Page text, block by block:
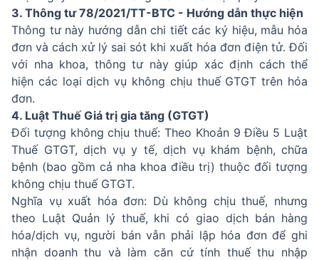
3. Thông tư 78/2021/TT-BTC - Hướng dẫn thực hiện
Thông tư này hướng dẫn chi tiết các ký hiệu, mẫu hóa
đơn và cách xử lý sai sót khi xuất hóa đơn điện tử. Đối
với nha khoa, thông tư này giúp xác định cách thể
hiện các loại dịch vụ không chịu thuế GTGT trên hóa
đơn.
4. Luật Thuế Giá trị gia tăng (GTGT)
Đối tượng không chịu thuế: Theo Khoản 9 Điều 5 Luật
Thuế GTGT, dịch vụ y tế, dịch vụ khám bệnh, chữa
bệnh (bao gồm cả nha khoa điều trị) thuộc đối tượng
không chịu thuế GTGT.
Nghĩa vụ xuất hóa đơn: Dù không chịu thuế, nhưng
theo Luật Quản lý thuế, khi có giao dịch bán hàng
hóa/dịch vụ, người bán vẫn phải lập hóa đơn để ghi
nhận doanh thu và làm căn cứ tính thuế thu nhập